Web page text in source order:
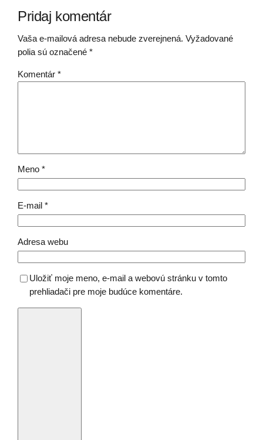
Pridaj komentár
Vaša e-mailová adresa nebude zverejnená. Vyžadované
polia sú označené*
Komentár*
Meno*
E-mail*
Adresa webu
Uložiť moje meno, e-mail a webovú stránku v tomto
prehliadači pre moje budúce komentáre.